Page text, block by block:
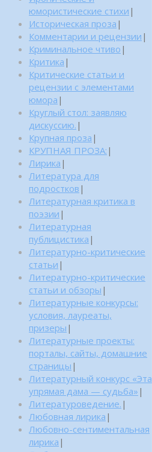
юмористические стихи |
Историческая проза |
Комментарии и рецензии |
Криминальное чтиво |
Критика |
Критические статьи и
рецензии с элементами
юмора |
Круглый стол: заявляю
дискуссию. |
Крупная проза |
КРУПНАЯ ПРОЗА: |
Лирика |
Литература для
подростков |
Литературная критика в
поэзии |
Литературная
публицистика |
Литературно-критические
статьи |
Литературно-критические
статьи и обзоры |
Литературные конкурсы:
условия, лауреаты,
призеры |
Литературные проекты:
порталы, сайты, домашние
страницы |
Литературный конкурс «Эта
упрямая дама — судьба» |
Литературоведение. |
Любовная лирика |
Любовно-сентиментальная
лирика |